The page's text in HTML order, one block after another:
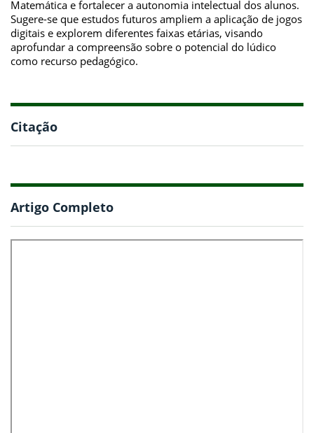
Matemática e fortalecer a autonomia intelectual dos alunos.
Sugere-se que estudos futuros ampliem a aplicação de jogos
digitais e explorem diferentes faixas etárias, visando
aprofundar a compreensão sobre o potencial do lúdico
como recurso pedagógico.
Citação
Artigo Completo